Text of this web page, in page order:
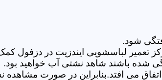
شود.
تعمیر لباسشویی ایندزیت در دزفول
شده باشند شاهد نشتی آب خواهید بود.
می افتد.بنابراین در صورت مشاهده